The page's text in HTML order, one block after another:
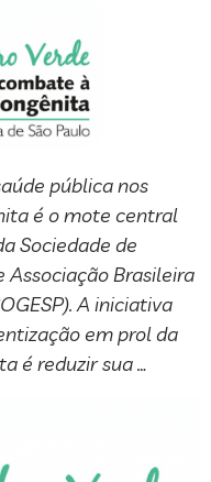
pública nos
é o mote central
Sociedade de
Associação Brasileira
A iniciativa
em prol da
é reduzir sua …